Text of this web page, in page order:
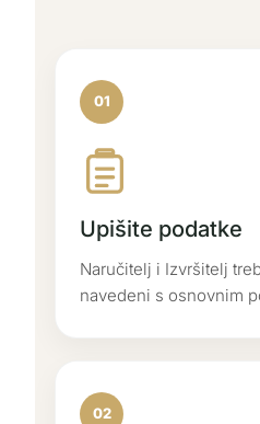
01
Upišite podatke
Naručitelj i Izvršitelj
navedeni s osnovnim
02